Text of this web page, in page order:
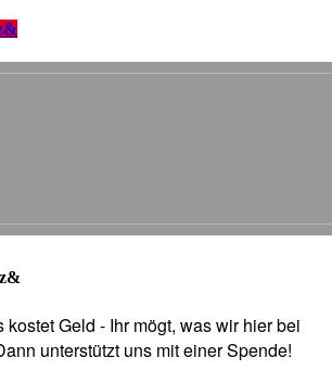
Geld - Ihr mögt, was wir hier bei
unterstützt uns mit einer Spende!